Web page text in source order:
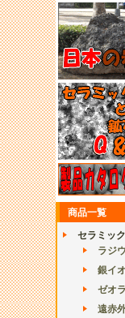
商品一覧
セラミッ
ラジ
銀イ
ゼオ
遠赤